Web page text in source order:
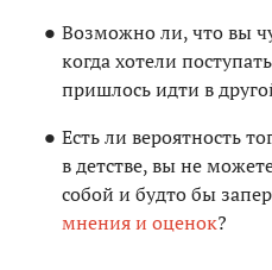
Возможно ли, что вы
когда хотели
пришлось идти в
Есть ли вероятность
в детстве, вы не
собой и будто бы
мнения и оценок?